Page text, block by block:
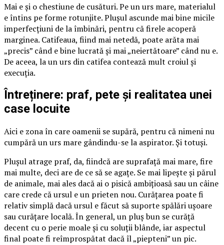
Mai e și o chestiune de cusături. Pe un urs mare, materialul
e întins pe forme rotunjite. Plușul ascunde mai bine micile
imperfecțiuni de la îmbinări, pentru că firele acoperă
marginea. Catifeaua, fiind mai netedă, poate arăta mai
„precis” când e bine lucrată și mai „neiertătoare” când nu e.
De aceea, la un urs din catifea contează mult croiul și
execuția.
Întreținere: praf, pete și realitatea unei
case locuite
Aici e zona în care oamenii se supără, pentru că nimeni nu
cumpără un urs mare gândindu-se la aspirator. Și totuși.
Plușul atrage praf, da, fiindcă are suprafață mai mare, fire
mai multe, deci are de ce să se agațe. Se mai lipește și părul
de animale, mai ales dacă ai o pisică ambițioasă sau un câine
care crede că ursul e un prieten nou. Curățarea poate fi
relativ simplă dacă ursul e făcut să suporte spălări ușoare
sau curățare locală. În general, un pluș bun se curăță
decent cu o perie moale și cu soluții blânde, iar aspectul
final poate fi reîmprospătat dacă îl „piepteni” un pic.